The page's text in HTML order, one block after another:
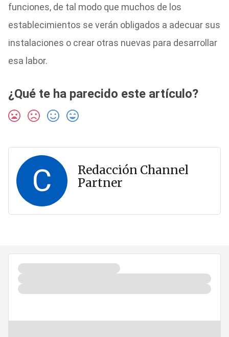
funciones, de tal modo que muchos de los
establecimientos se verán obligados a adecuar sus
instalaciones o crear otras nuevas para desarrollar
esa labor.
¿Qué te ha parecido este artículo?
C
Redacción Channel
Partner